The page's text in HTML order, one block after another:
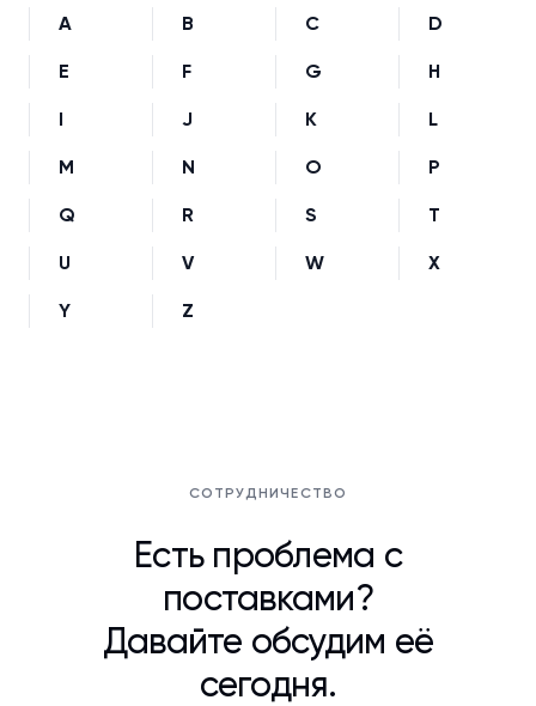
A B C D
E F G H
I J K L
M N O P
Q R S T
U V W X
Y Z
СОТРУДНИЧЕСТВО
Есть проблема с
поставками?
Давайте обсудим её
сегодня.